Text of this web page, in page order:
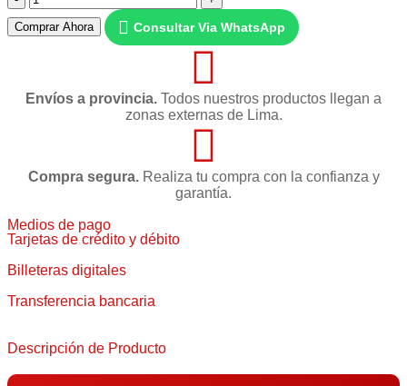
Comprar Ahora Consultar Via WhatsApp
Envíos a provincia. Todos nuestros productos llegan a
zonas externas de Lima.
Compra segura.Realiza tu compra con la confianza y
garantía.
Medios de pago
Tarjetas de crédito y débito
Billeteras digitales
Transferencia bancaria
Descripción de Producto